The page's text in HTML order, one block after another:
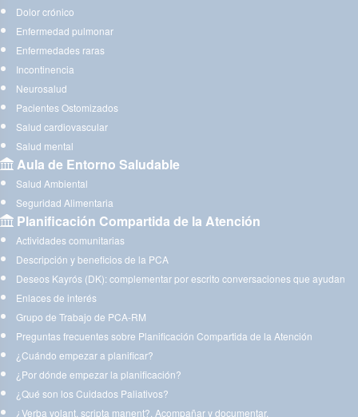
Dolor crónico
Enfermedad pulmonar
Enfermedades raras
Incontinencia
Neurosalud
Pacientes Ostomizados
Salud cardiovascular
Salud mental
Aula de Entorno Saludable
Salud Ambiental
Seguridad Alimentaria
Planificación Compartida de la Atención
Actividades comunitarias
Descripción y beneficios de la PCA
Deseos Kayrós (DK): complementar por escrito conversaciones que ayudan
Enlaces de interés
Grupo de Trabajo de PCA-RM
Preguntas frecuentes sobre Planificación Compartida de la Atención
¿Cuándo empezar a planificar?
¿Por dónde empezar la planificación?
¿Qué son los Cuidados Paliativos?
¿Verba volant, scripta manent?. Acompañar y documentar.